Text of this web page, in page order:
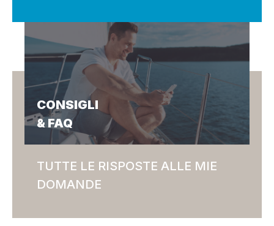
CONSIGLI
& FAQ
TUTTE LE RISPOSTE ALLE MIE
DOMANDE